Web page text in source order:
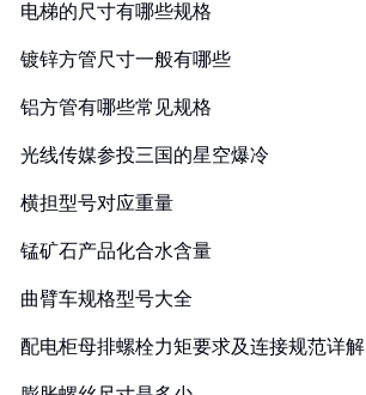
电梯的尺寸有哪些规格
镀锌方管尺寸一般有哪些
铝方管有哪些常见规格
光线传媒参投三国的星空爆冷
横担型号对应重量
锰矿石产品化合水含量
曲臂车规格型号大全
配电柜母排螺栓力矩要求及连接规范详解